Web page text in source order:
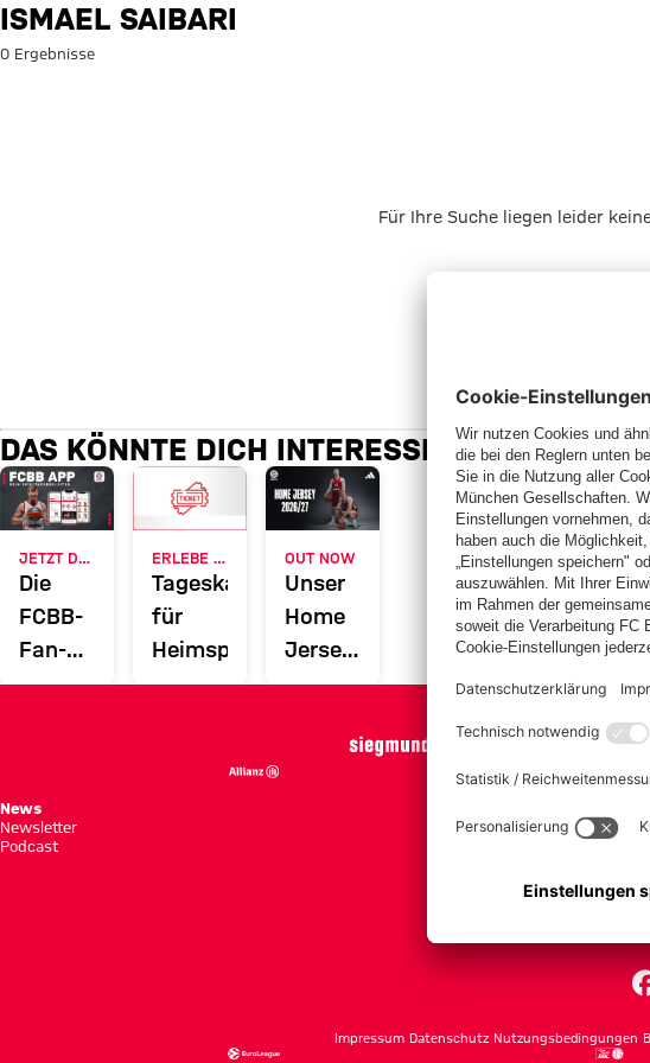
Suche: Ismael Saibari
ISMAEL SAIBARI
0 Ergebnisse
Für Ihre Suche liegen leider
DAS KÖNNTE DICH INTERESSIEREN
JETZT DOWNLOADEN
Die
FCBB-
Fan-
App
ERLEBE DEN FCBB
Tageskarten
für
Heimspiele
OUT NOW
Unser
Home
Jersey
2026/27
News
Newsletter
Podcast
Tabelle
Impressum Datenschutz Nutzungsbedingungen